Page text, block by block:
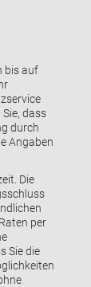
bis auf
dass
durch
Angaben
Die
per
Sie die